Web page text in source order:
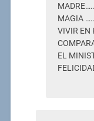
MAGIA
VIVIR EN
EL